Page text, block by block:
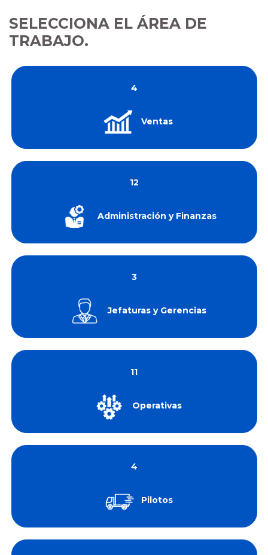
SELECCIONA EL ÁREA DE
TRABAJO.
4
Ventas
12
Administración y Finanzas
3
Jefaturas y Gerencias
11
Operativas
4
Pilotos